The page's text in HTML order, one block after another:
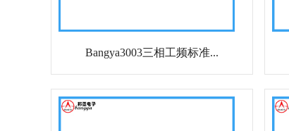
Bangya3003三相工频标准...